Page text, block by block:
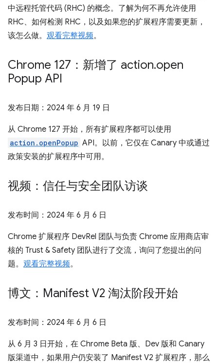
中远程托管代码 (RHC) 的概念。了解为何不再允许使用
RHC、如何检测 RHC，以及如果您的扩展程序需要更新，
该怎么做。 观看完整视频。
Chrome 127：新增了 action.open
Popup API
发布日期： 2024 年 6 月 19 日
从 Chrome 127 开始，所有扩展程序都可以使用
action.openPopup API。以前，它仅在 Canary 中或通过
政策安装的扩展程序中可用。
视频：信任与安全团队访谈
发布时间： 2024 年 6 月 6 日
Chrome 扩展程序 DevRel 团队与负责 Chrome 应用商店审
核的 Trust & Safety 团队进行了交流，询问了您提出的问
题。 观看完整视频。
博文：Manifest V2 淘汰阶段开始
发布时间： 2024 年 6 月 6 日
从 6 月 3 日开始，在 Chrome Beta 版、Dev 版和 Canary
版渠道中，如果用户仍安装了 Manifest V2 扩展程序，那么